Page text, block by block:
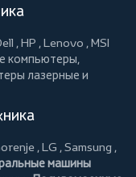
,HP ,Lenovo ,MSI
компьютеры,
лазерные и
,LG ,Samsung ,
машины